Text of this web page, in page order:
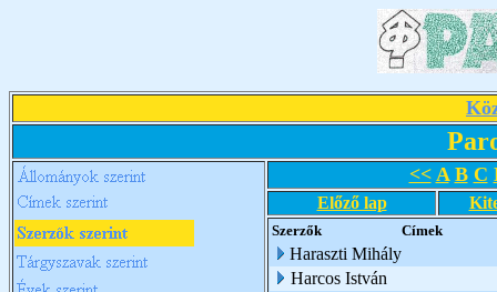
<< A B C
Előző lap
Szerzők Címek
Haraszti Mihály
Harcos István